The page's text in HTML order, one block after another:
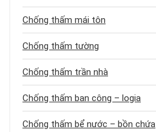
Chống thấm mái tôn
Chống thấm tường
Chống thấm trần nhà
Chống thấm ban công – logia
Chống thấm bể nước – bồn chứa